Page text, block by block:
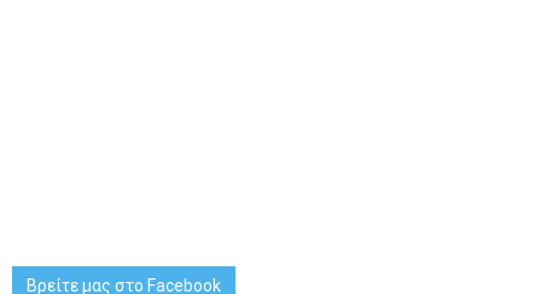
Βρείτε μας στο Facebook